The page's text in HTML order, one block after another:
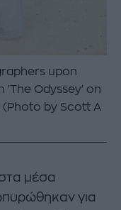
upon
Odyssey' on
(Photo by Scott A
μέσα
για